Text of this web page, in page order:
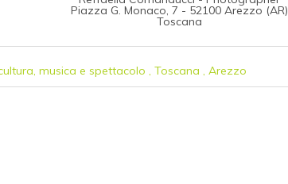
Piazza G. Monaco, 7 - 52100 Arezzo (AR)
Toscana
musica e spettacolo , Toscana , Arezzo